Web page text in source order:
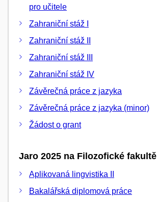
pro učitele
Zahraniční stáž I
Zahraniční stáž II
Zahraniční stáž III
Zahraniční stáž IV
Závěrečná práce z jazyka
Závěrečná práce z jazyka (minor)
Žádost o grant
Jaro 2025 na Filozofické fakultě
Aplikovaná lingvistika II
Bakalářská diplomová práce